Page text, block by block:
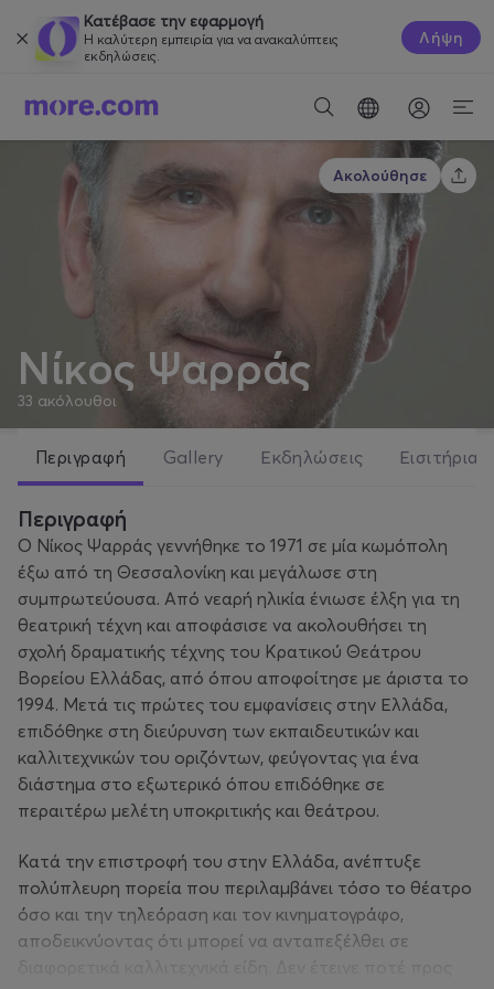
Κατέβασε την εφαρμογή
Η καλύτερη εμπειρία για να ανακαλύπτεις
εκδηλώσεις.
Λήψη
Νίκος Ψαρράς
33 ακόλουθοι
Ακολούθησε
Περιγραφή Gallery Εκδηλώσεις Εισιτήρια
Περιγραφή
Ο Νίκος Ψαρράς γεννήθηκε το 1971 σε μία κωμόπολη
έξω από τη Θεσσαλονίκη και μεγάλωσε στη
συμπρωτεύουσα. Από νεαρή ηλικία ένιωσε έλξη για τη
θεατρική τέχνη και αποφάσισε να ακολουθήσει τη
σχολή δραματικής τέχνης του Κρατικού Θεάτρου
Βορείου Ελλάδας, από όπου αποφοίτησε με άριστα το
1994. Μετά τις πρώτες του εμφανίσεις στην Ελλάδα,
επιδόθηκε στη διεύρυνση των εκπαιδευτικών και
καλλιτεχνικών του οριζόντων, φεύγοντας για ένα
διάστημα στο εξωτερικό όπου επιδόθηκε σε
περαιτέρω μελέτη υποκριτικής και θεάτρου.
Κατά την επιστροφή του στην Ελλάδα, ανέπτυξε
πολύπλευρη πορεία που περιλαμβάνει τόσο το θέατρο
όσο και την τηλεόραση και τον κινηματογράφο,
αποδεικνύοντας ότι μπορεί να ανταπεξέλθει σε